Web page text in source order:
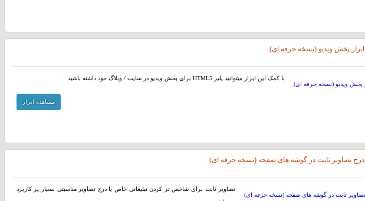
ابزار پخش ویدیو (نسخه حرفه ای)
با کمک این ابزار میتوانید پلیر HTML5 برای پخش ویدیو در سایت / وبلاگ خود داشته باشید
مشاهده ابزار
درج تصاویر ثابت در گوشه های صفحه (نسخه حرفه ای)
تصاویر ثابت برای شاخص تر کردن تبلیغاتی خاص یا درج تصاویر مناسبتی بسیار پر کاربرد